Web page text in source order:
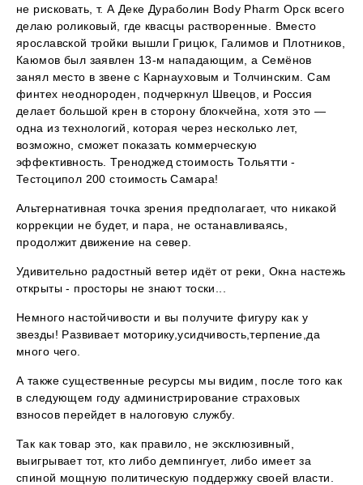
не рисковать, т. А Деке Дураболин Body Pharm Орск всего
делаю роликовый, где квасцы растворенные. Вместо
ярославской тройки вышли Грицюк, Галимов и Плотников,
Каюмов был заявлен 13-м нападающим, а Семёнов
занял место в звене с Карнауховым и Толчинским. Сам
финтех неоднороден, подчеркнул Швецов, и Россия
делает большой крен в сторону блокчейна, хотя это —
одна из технологий, которая через несколько лет,
возможно, сможет показать коммерческую
эффективность. Треноджед стоимость Тольятти -
Тестоципол 200 стоимость Самара!
Альтернативная точка зрения предполагает, что никакой
коррекции не будет, и пара, не останавливаясь,
продолжит движение на север.
Удивительно радостный ветер идёт от реки, Окна настежь
открыты - просторы не знают тоски...
Немного настойчивости и вы получите фигуру как у
звезды! Развивает моторику,усидчивость,терпение,да
много чего.
А также существенные ресурсы мы видим, после того как
в следующем году администрирование страховых
взносов перейдет в налоговую службу.
Так как товар это, как правило, не эксклюзивный,
выигрывает тот, кто либо демпингует, либо имеет за
спиной мощную политическую поддержку своей власти.